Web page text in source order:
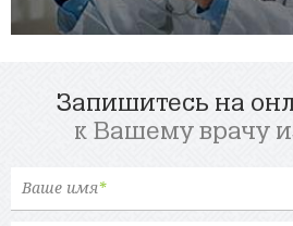
Запишитесь на
к Вашему врачу
Ваше имя*